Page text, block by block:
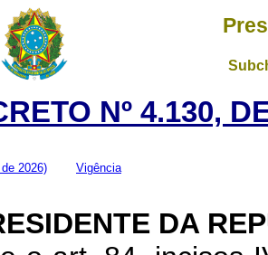
Nº 4.130,
2026) Vigência
DA